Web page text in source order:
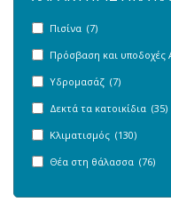
Πισίνα (7)
Πρόσβαση και υποδοχές
Υδρομασάζ (7)
Δεκτά τα κατοικίδια (35)
Κλιματισμός (130)
Θέα στη θάλασσα (76)